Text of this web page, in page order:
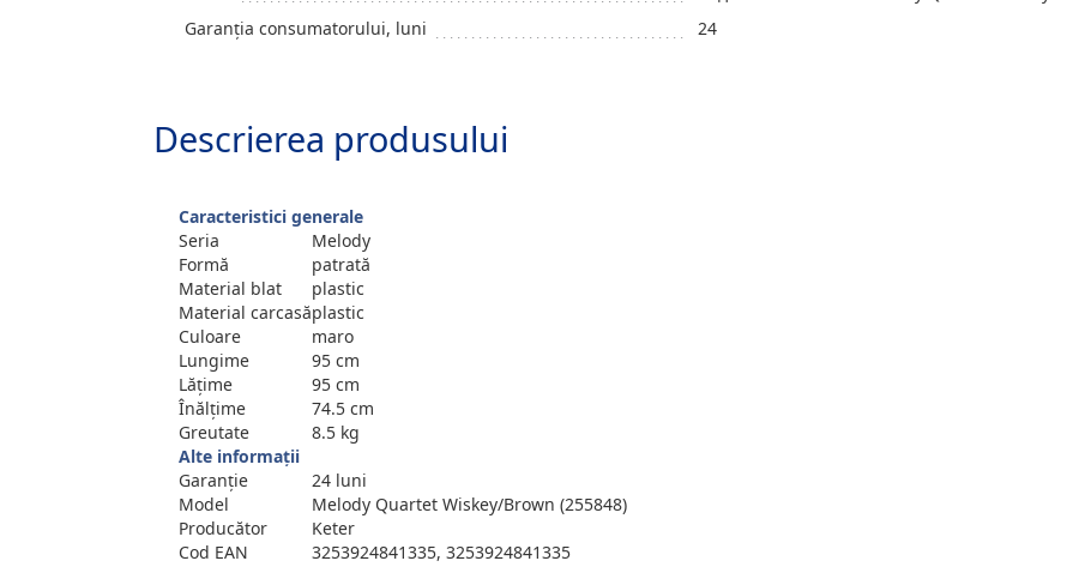
Garanția consumatorului, luni
24
Descrierea produsului
Caracteristici generale
Seria
Melody
Formă
patrată
Material blat
plastic
Material carcasăplastic
Culoare
maro
Lungime
95 cm
Lăţime
95 cm
Înălțime
74.5 cm
Greutate
8.5 kg
Alte informații
Garanție
24 luni
Model
Melody Quartet Wiskey/Brown (255848)
Producător
Keter
Cod EAN
3253924841335, 3253924841335